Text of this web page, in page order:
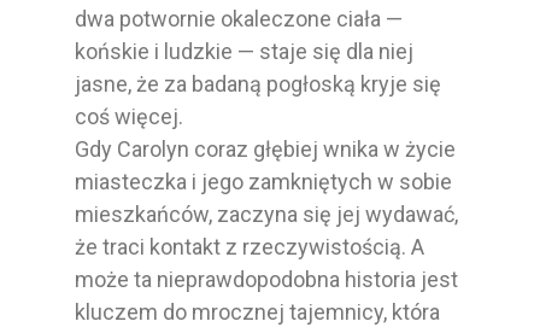
dwa potwornie okaleczone ciała —
końskie i ludzkie — staje się dla niej
jasne, że za badaną pogłoską kryje się
coś więcej.
Gdy Carolyn coraz głębiej wnika w życie
miasteczka i jego zamkniętych w sobie
mieszkańców, zaczyna się jej wydawać,
że traci kontakt z rzeczywistością. A
może ta nieprawdopodobna historia jest
kluczem do mrocznej tajemnicy, która